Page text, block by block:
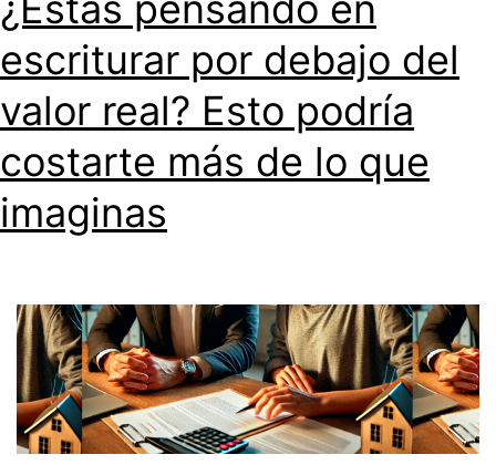
escriturar por debajo del
valor real? Esto podría
costarte más de lo que
imaginas